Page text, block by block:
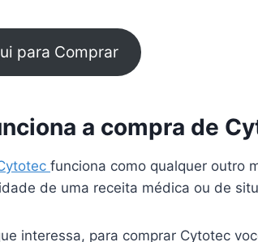
para Comprar
a compra de
funciona como qualquer outro
de uma receita médica ou de
interessa, para comprar Cytotec